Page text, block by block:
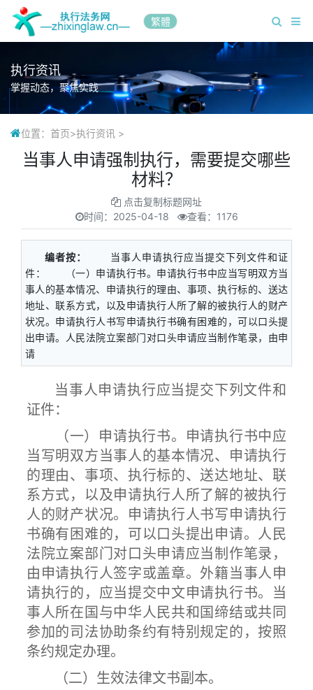
繁體
执行资讯
掌握动态，聚焦实践
位置： 首页>执行资讯 >
当事人申请强制执行，需要提交哪些
材料？
点击复制标题网址
时间： 2025-04-18 查看：1176
编者按：
当事人申请执行应当提交下列文件和证
件： （一）申请执行书。申请执行书中应当写明双方当
事人的基本情况、申请执行的理由、事项、执行标的、送达
地址、联系方式，以及申请执行人所了解的被执行人的财产
状况。申请执行人书写申请执行书确有困难的，可以口头提
出申请。人民法院立案部门对口头申请应当制作笔录，由申
请
当事人申请执行应当提交下列文件和
证件：
（一）申请执行书。申请执行书中应
当写明双方当事人的基本情况、申请执行
的理由、事项、执行标的、送达地址、联
系方式，以及申请执行人所了解的被执行
人的财产状况。申请执行人书写申请执行
书确有困难的，可以口头提出申请。人民
法院立案部门对口头申请应当制作笔录，
由申请执行人签字或盖章。外籍当事人申
请执行的，应当提交中文申请执行书。当
事人所在国与中华人民共和国缔结或共同
参加的司法协助条约有特别规定的，按照
条约规定办理。
（二）生效法律文书副本。